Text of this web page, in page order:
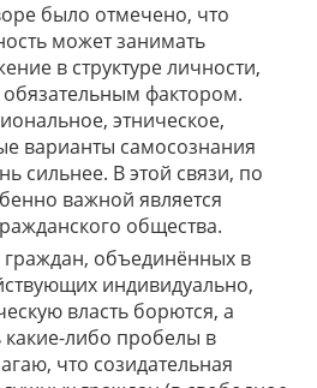
было отмечено, что
может занимать
в структуре личности,
обязательным фактором.
этническое,
варианты самосознания
сильнее. В этой связи, по
важной является
общества.
граждан, объединённых в
индивидуально,
власть борются, а
какие-либо пробелы в
что созидательная